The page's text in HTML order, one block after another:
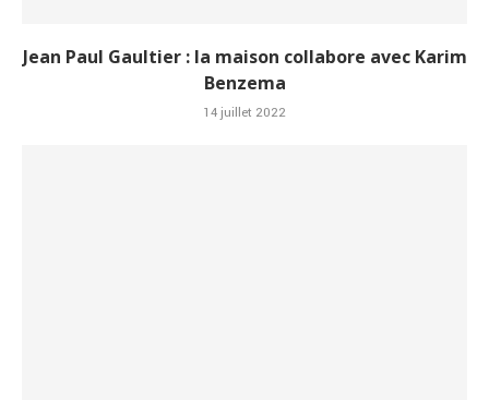
Jean Paul Gaultier : la maison collabore avec Karim
Benzema
14 juillet 2022